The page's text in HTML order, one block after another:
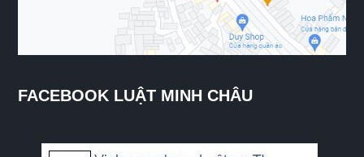
FACEBOOK LUẬT MINH CHÂU